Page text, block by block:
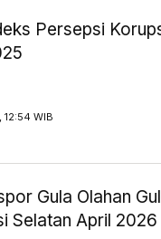
Persepsi
WIB
Gula Olahan
Selatan April 2026